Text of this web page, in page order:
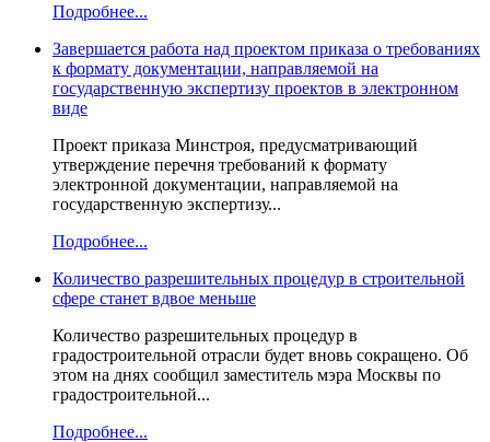
Подробнее...
Завершается работа над проектом приказа о требованиях
к формату документации, направляемой на
государственную экспертизу проектов в электронном
виде
Проект приказа Минстроя, предусматривающий
утверждение перечня требований к формату
электронной документации, направляемой на
государственную экспертизу...
Подробнее...
Количество разрешительных процедур в строительной
сфере станет вдвое меньше
Количество разрешительных процедур в
градостроительной отрасли будет вновь сокращено. Об
этом на днях сообщил заместитель мэра Москвы по
градостроительной...
Подробнее...